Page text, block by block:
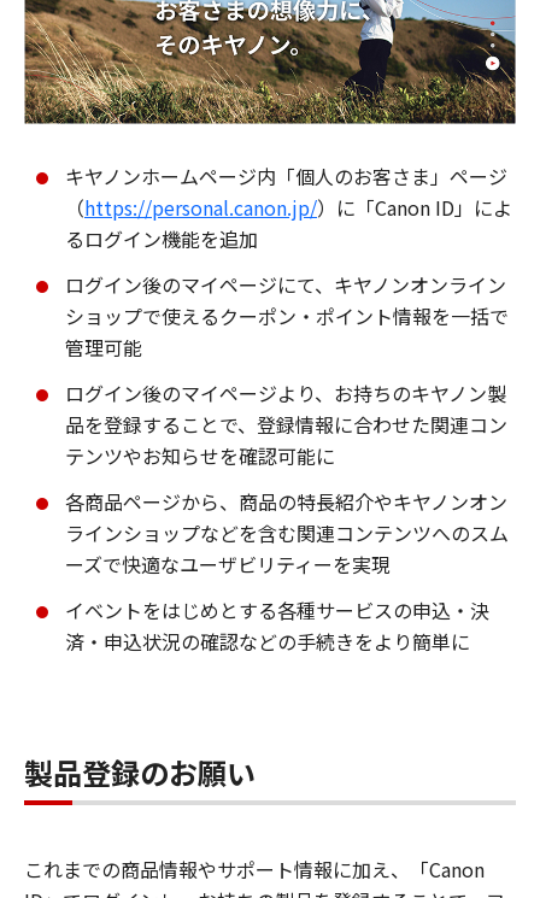
キヤノンホームページ内「個人のお客さま」ページ
（https://personal.canon.jp/）に「Canon ID」によ
るログイン機能を追加
ログイン後のマイページにて、キヤノンオンライン
ショップで使えるクーポン・ポイント情報を一括で
管理可能
ログイン後のマイページより、お持ちのキヤノン製
品を登録することで、登録情報に合わせた関連コン
テンツやお知らせを確認可能に
各商品ページから、商品の特長紹介やキヤノンオン
ラインショップなどを含む関連コンテンツへのスム
ーズで快適なユーザビリティーを実現
イベントをはじめとする各種サービスの申込・決
済・申込状況の確認などの手続きをより簡単に
製品登録のお願い
これまでの商品情報やサポート情報に加え、「Canon